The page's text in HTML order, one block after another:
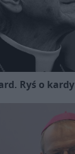
Ryś o